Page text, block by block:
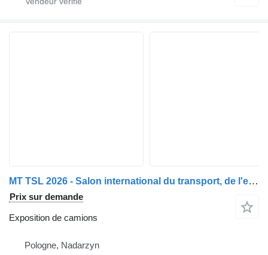
MT TSL 2026 - Salon international du transport, de l'expédition et de la logistique 2026
Prix sur demande
Exposition de camions
Pologne, Nadarzyn